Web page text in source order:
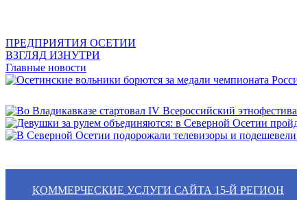
ПРЕДПРИЯТИЯ ОСЕТИИ
ВЗГЛЯД ИЗНУТРИ
Главные новости
КОММЕРЧЕСКИЕ УСЛУГИ САЙТА 15-Й РЕГИОН